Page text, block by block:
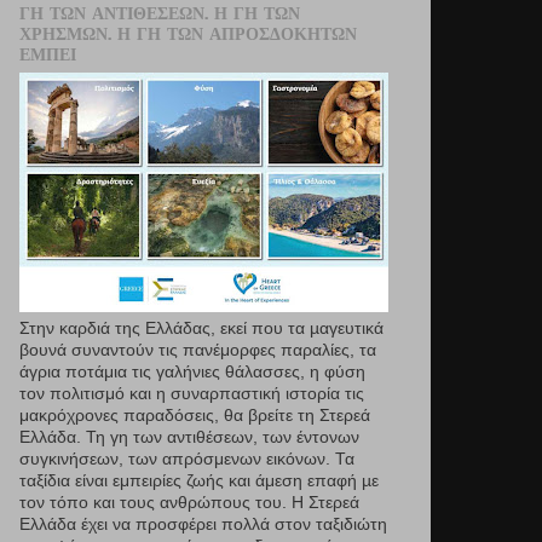
ΓΗ ΤΩΝ ΑΝΤΙΘΈΣΕΩΝ. Η ΓΗ ΤΩΝ
ΧΡΗΣΜΏΝ. Η ΓΗ ΤΩΝ ΑΠΡΟΣΔΌΚΗΤΩΝ
ΕΜΠΕΙ
Στην καρδιά της Ελλάδας, εκεί που τα µαγευτικά
βουνά συναντούν τις πανέμορφες παραλίες, τα
άγρια ποτάμια τις γαλήνιες θάλασσες, η φύση
τον πολιτισμό και η συναρπαστική ιστορία τις
μακρόχρονες παραδόσεις, θα βρείτε τη Στερεά
Ελλάδα. Τη γη των αντιθέσεων, των έντονων
συγκινήσεων, των απρόσμενων εικόνων. Τα
ταξίδια είναι εμπειρίες ζωής και άμεση επαφή µε
τον τόπο και τους ανθρώπους του. Η Στερεά
Ελλάδα έχει να προσφέρει πολλά στον ταξιδιώτη